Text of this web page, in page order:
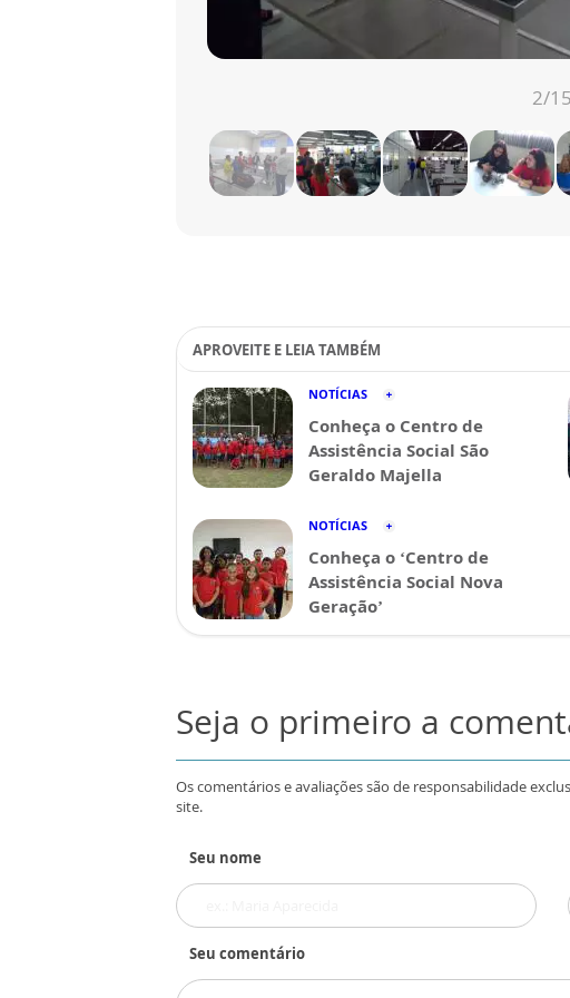
3/15
APROVEITE E LEIA TAMBÉM
NOTÍCIAS
Conheça o Centro de
Assistência Social São
Geraldo Majella
NOTÍCIAS
Conheça o ‘Centro de
Assistência Social Nova
Geração’
Seja o primeiro a
Os comentários e avaliações são de responsabilidade
site.
Seu nome
Seu comentário